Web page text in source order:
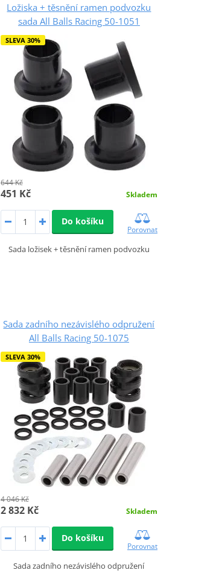
Ložiska + těsnění ramen podvozku
sada All Balls Racing 50-1051
SLEVA 30%
644 Kč
451 Kč Skladem
Do košíku
Porovnat
Sada ložisek + těsnění ramen podvozku
Sada zadního nezávislého odpružení
All Balls Racing 50-1075
SLEVA 30%
4 046 Kč
2 832 Kč Skladem
Do košíku
Porovnat
Sada zadního nezávislého odpružení